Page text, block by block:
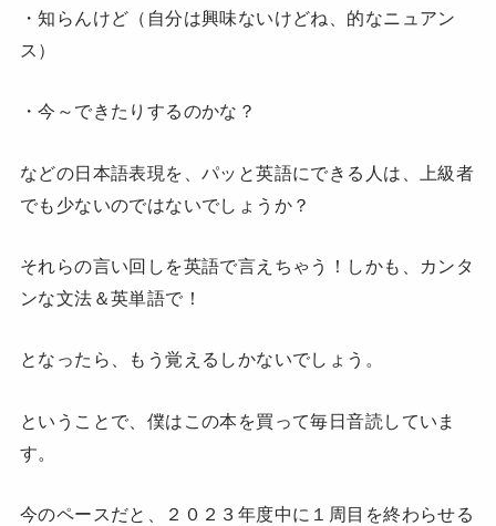
・知らんけど（自分は興味ないけどね、的なニュアン
ス）
・今～できたりするのかな？
などの日本語表現を、パッと英語にできる人は、上級者
でも少ないのではないでしょうか？
それらの言い回しを英語で言えちゃう！しかも、カンタ
ンな文法＆英単語で！
となったら、もう覚えるしかないでしょう。
ということで、僕はこの本を買って毎日音読していま
す。
今のペースだと、２０２３年度中に１周目を終わらせる